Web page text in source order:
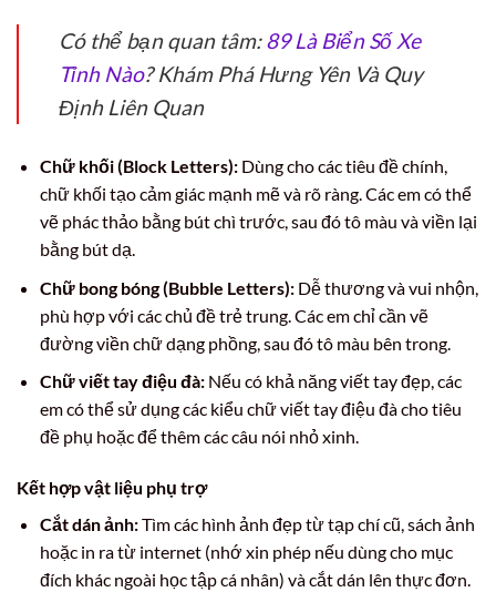
Có thể bạn quan tâm:89 Là Biển Số Xe
Tỉnh Nào? Khám Phá Hưng Yên Và Quy
Định Liên Quan
Chữ khối (Block Letters):Dùng cho các tiêu đề chính,
chữ khối tạo cảm giác mạnh mẽ và rõ ràng. Các em có thể
vẽ phác thảo bằng bút chì trước, sau đó tô màu và viền lại
bằng bút dạ.
Chữ bong bóng (Bubble Letters):Dễ thương và vui nhộn,
phù hợp với các chủ đề trẻ trung. Các em chỉ cần vẽ
đường viền chữ dạng phồng, sau đó tô màu bên trong.
Chữ viết tay điệu đà:Nếu có khả năng viết tay đẹp, các
em có thể sử dụng các kiểu chữ viết tay điệu đà cho tiêu
đề phụ hoặc để thêm các câu nói nhỏ xinh.
Kết hợp vật liệu phụ trợ
Cắt dán ảnh:Tìm các hình ảnh đẹp từ tạp chí cũ, sách ảnh
hoặc in ra từ internet (nhớ xin phép nếu dùng cho mục
đích khác ngoài học tập cá nhân) và cắt dán lên thực đơn.